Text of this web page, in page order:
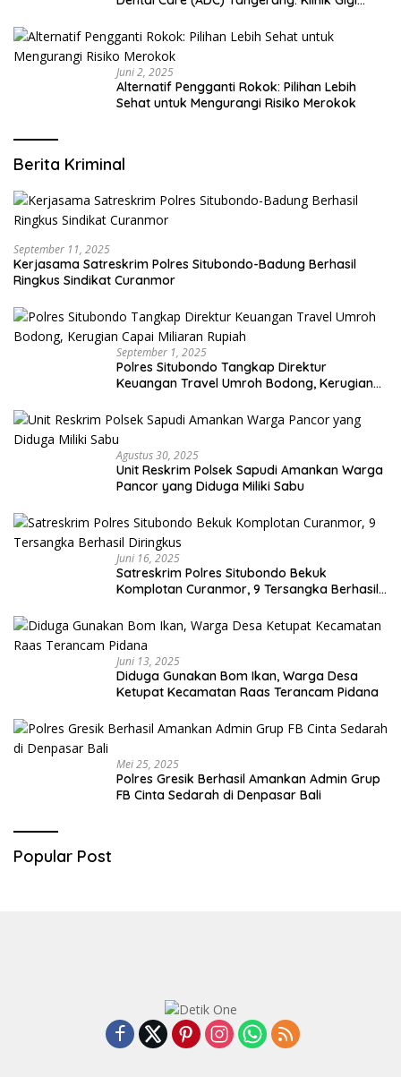
Juni 2, 2025
Alternatif Pengganti Rokok: Pilihan Lebih
Sehat untuk Mengurangi Risiko Merokok
Berita Kriminal
September 11, 2025
Kerjasama Satreskrim Polres Situbondo-Badung Berhasil
Ringkus Sindikat Curanmor
September 1, 2025
Polres Situbondo Tangkap Direktur
Keuangan Travel Umroh Bodong, Kerugian
Agustus 30, 2025
Unit Reskrim Polsek Sapudi Amankan Warga
Pancor yang Diduga Miliki Sabu
Juni 16, 2025
Satreskrim Polres Situbondo Bekuk
Komplotan Curanmor, 9 Tersangka Berhasil
Juni 13, 2025
Diduga Gunakan Bom Ikan, Warga Desa
Ketupat Kecamatan Raas Terancam Pidana
Mei 25, 2025
Polres Gresik Berhasil Amankan Admin Grup
FB Cinta Sedarah di Denpasar Bali
Popular Post